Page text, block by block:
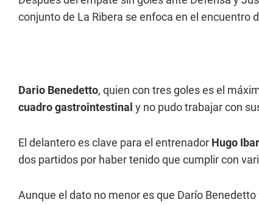
conjunto de La Ribera se enfoca en el encuentro
Dario Benedetto, quien con tres goles es el
cuadro gastrointestinal y no pudo trabajar con
El delantero es clave para el entrenador Hugo
dos partidos por haber tenido que cumplir con
Aunque el dato no menor es que Darío